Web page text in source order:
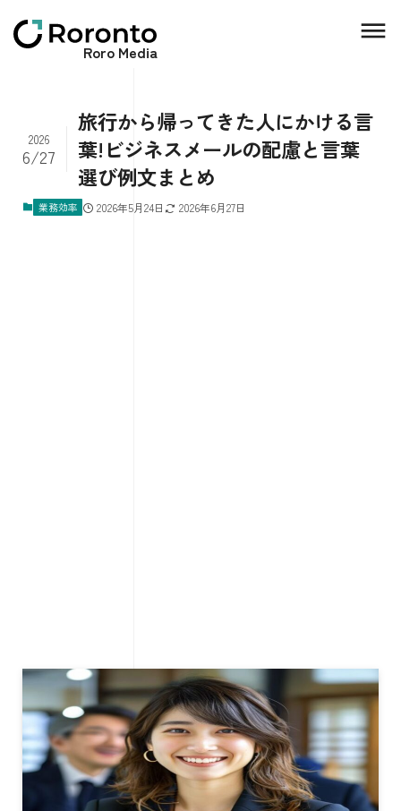
Roro Media
旅行から帰ってきた人にかける言
葉!ビジネスメールの配慮と言葉
選び例文まとめ
2026
6/27
業務効率 2026年5月24日 2026年6月27日